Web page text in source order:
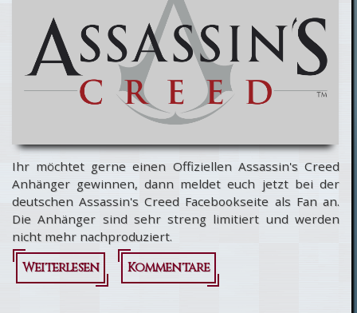
Lefrancois
Ihr möchtet gerne einen Offiziellen Assassin's Creed
Anhänger gewinnen, dann meldet euch jetzt bei der
deutschen Assassin's Creed Facebookseite als Fan an.
Die Anhänger sind sehr streng limitiert und werden
nicht mehr nachproduziert.
Weiterlesen
über Einen
Kommentare